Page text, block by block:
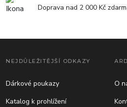
Doprava nad 2 000 Kč
NEJDŮLEŽITĚJŠÍ ODKAZY
Dárkové poukazy
Katalog k prohlížení
O